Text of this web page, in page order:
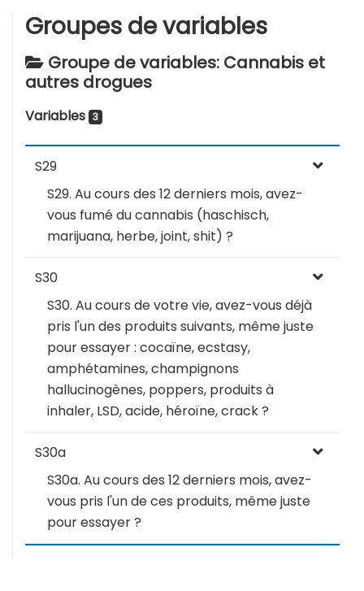
Groupes de variables
Groupe de variables: Cannabis et
autres drogues
Variables 3
S29
S29. Au cours des 12 derniers mois, avez-
vous fumé du cannabis (haschisch,
marijuana, herbe, joint, shit) ?
S30
S30. Au cours de votre vie, avez-vous déjà
pris l'un des produits suivants, même juste
pour essayer : cocaïne, ecstasy,
amphétamines, champignons
hallucinogènes, poppers, produits à
inhaler, LSD, acide, héroïne, crack ?
S30a
S30a. Au cours des 12 derniers mois, avez-
vous pris l'un de ces produits, même juste
pour essayer ?